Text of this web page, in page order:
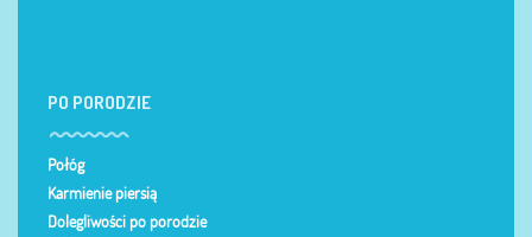
PO PORODZIE
Połóg
Karmienie piersią
Dolegliwości po porodzie